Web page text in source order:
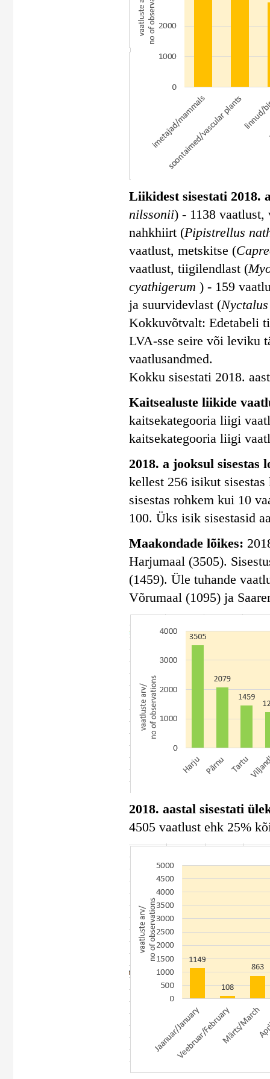
Liikidest sisestati 2018.
nilssonii) - 1138 vaatlust,
nahkhiirt (Pipistrellus
vaatlust, metskitse (
vaatlust, tiigilendlast (
cyathigerum ) - 159
ja suurvidevlast (
Kokkuvõtvalt: Edetabeli
LVA-sse seire või leviku
vaatlusandmed.
Kokku sisestati 2018.
Kaitsealuste liikide
kaitsekategooria liigi
kaitsekategooria liigi
2018. a jooksul sisestas
kellest 256 isikut
sisestas rohkem kui 10
100. Üks isik sisestasid
Maakondade lõikes:
Harjumaal (3505).
(1459). Üle tuhande
Võrumaal (1095) ja
2018. aastal sisestati
4505 vaatlust ehk 25%